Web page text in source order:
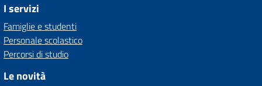
I servizi
Famiglie e studenti
Personale scolastico
Percorsi di studio
Le novità